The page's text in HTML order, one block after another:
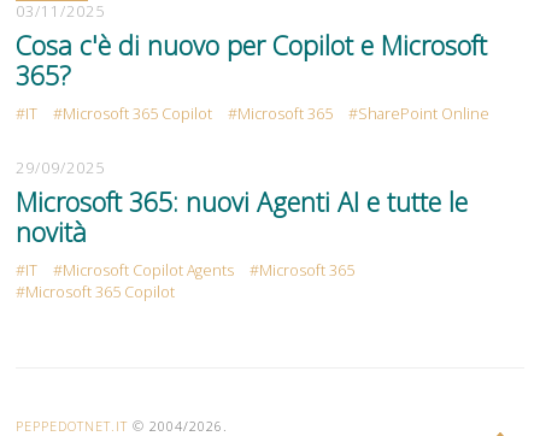
03/11/2025
Cosa c'è di nuovo per Copilot e Microsoft
365?
IT Microsoft 365 Copilot Microsoft 365 SharePoint Online
29/09/2025
Microsoft 365: nuovi Agenti AI e tutte le
novità
IT Microsoft Copilot Agents
Microsoft 365
Microsoft 365 Copilot
PEPPEDOTNET.IT © 2004/2026.